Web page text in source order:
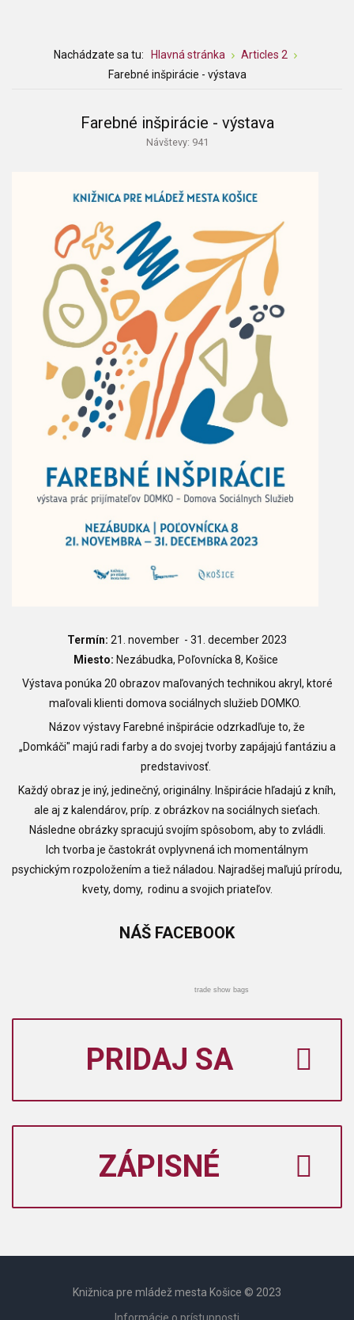
Nachádzate sa tu: Hlavná stránka
Articles 2
Farebné inšpirácie - výstava
Farebné inšpirácie - výstava
Návštevy: 941
Termín: 21. november - 31. december 2023
Miesto: Nezábudka, Poľovnícka 8, Košice
Výstava ponúka 20 obrazov maľovaných technikou akryl, ktoré
maľovali klienti domova sociálnych služieb DOMKO.
Názov výstavy Farebné inšpirácie odzrkadľuje to, že
„Domkáči" majú radi farby a do svojej tvorby zapájajú fantáziu a
predstavivosť.
Každý obraz je iný, jedinečný, originálny. Inšpirácie hľadajú z kníh,
ale aj z kalendárov, príp. z obrázkov na sociálnych sieťach.
Následne obrázky spracujú svojím spôsobom, aby to zvládli.
Ich tvorba je častokrát ovplyvnená ich momentálnym
psychickým rozpoložením a tiež náladou. Najradšej maľujú prírodu,
kvety, domy, rodinu a svojich priateľov.
NÁŠ FACEBOOK
trade show bags
PRIDAJ SA
ZÁPISNÉ
Knižnica pre mládež mesta Košice © 2023
Informácie o prístupnosti